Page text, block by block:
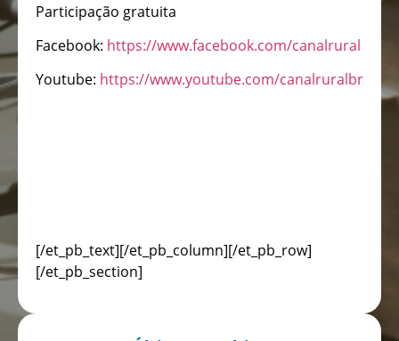
Participação gratuita
Facebook: https://www.facebook.com/canalrural
Youtube: https://www.youtube.com/canalruralbr
[/et_pb_text][/et_pb_column][/et_pb_row]
[/et_pb_section]